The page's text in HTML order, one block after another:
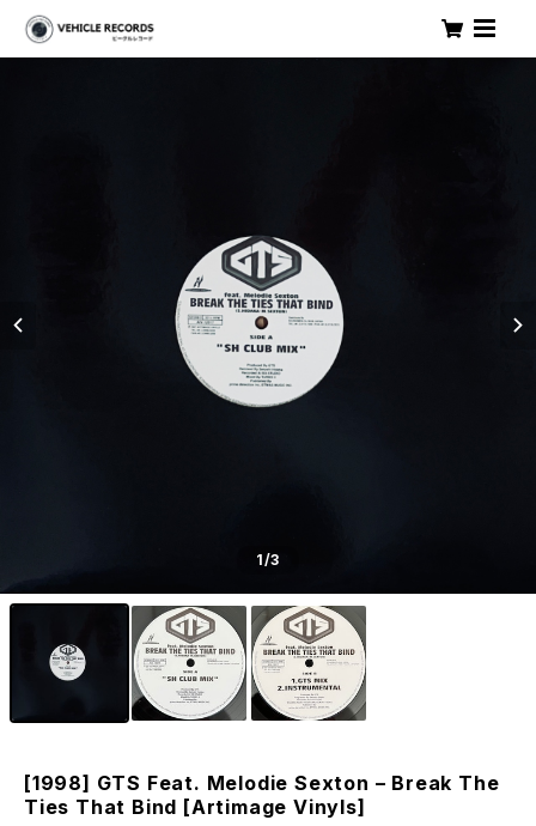
1/3
[1998] GTS Feat. Melodie Sexton – Break The
Ties That Bind [Artimage Vinyls]